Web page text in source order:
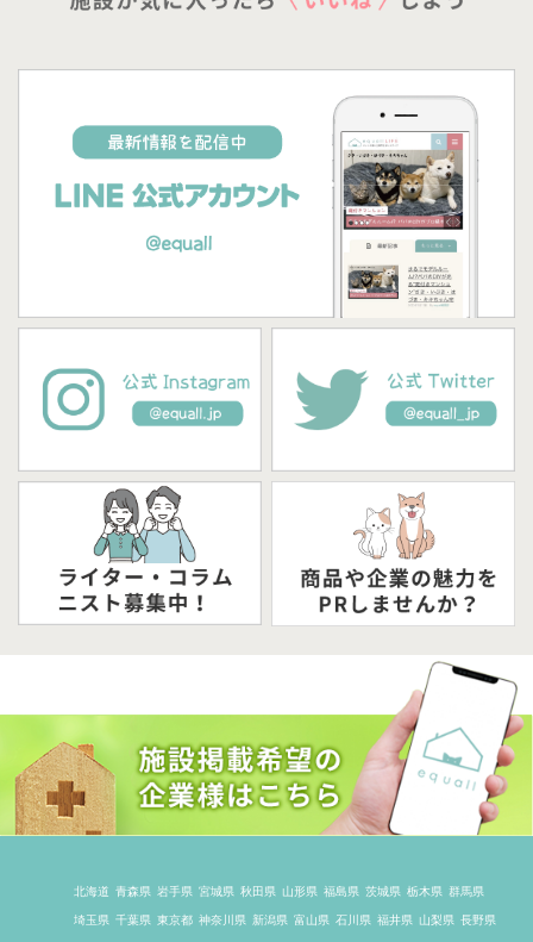
北海道 青森県 岩手県 宮城県 秋田県 山形県 福島県 茨城県 栃木県 群馬県
埼玉県 千葉県 東京都 神奈川県 新潟県 富山県 石川県 福井県 山梨県 長野県